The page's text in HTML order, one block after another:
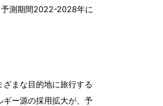
測期間2022-2028年に
まな目的地に旅行する
ギー源の採用拡大が、予